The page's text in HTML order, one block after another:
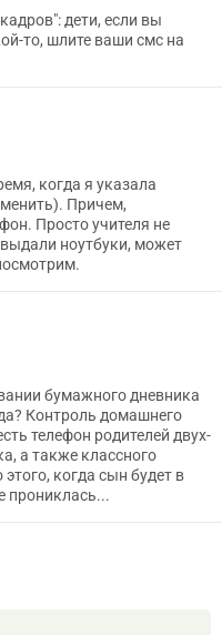
дети, если вы
то, шлите ваши смс на
когда я указала
Причем,
Просто учителя не
ноутбуки, может
бумажного дневника
Контроль домашнего
телефон родителей двух-
а также классного
когда сын будет в
прониклась...